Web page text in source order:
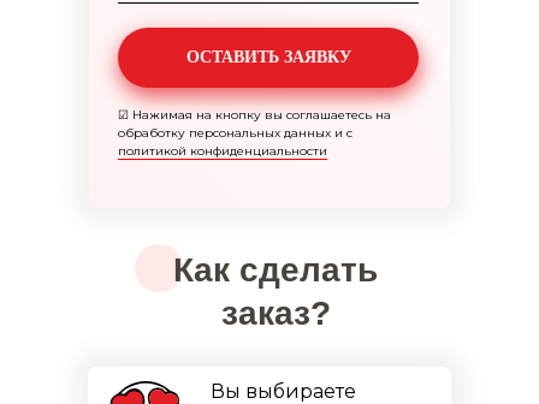
ОСТАВИТЬ ЗАЯВКУ
Как сделать
заказ?
Вы выбираете
☑ Нажимая на кнопку вы соглашаетесь на
обработку персональных данных и с
политикой конфиденциальности